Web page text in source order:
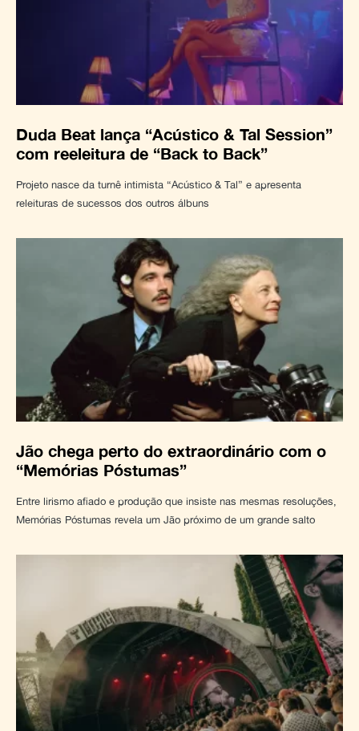
Duda Beat lança “Acústico & Tal Session”
com reeleitura de “Back to Back”
Projeto nasce da turnê intimista “Acústico & Tal” e apresenta
releituras de sucessos dos outros álbuns
Jão chega perto do extraordinário com o
“Memórias Póstumas”
Entre lirismo afiado e produção que insiste nas mesmas resoluções,
Memórias Póstumas revela um Jão próximo de um grande salto